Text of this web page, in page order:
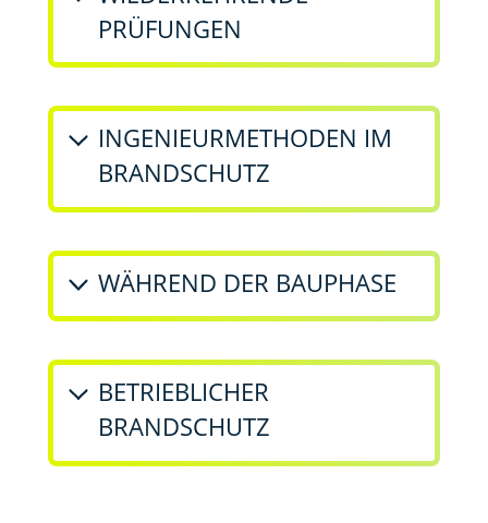
PRÜFUNGEN
INGENIEURMETHODEN IM
BRANDSCHUTZ
WÄHREND DER BAUPHASE
BETRIEBLICHER
BRANDSCHUTZ